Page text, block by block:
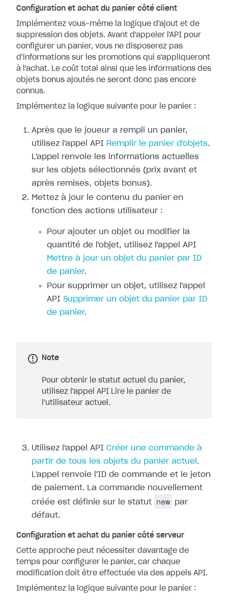
Configuration et achat du panier côté client
Implémentez vous-même la logique d'ajout et de
suppression des objets. Avant d'appeler l'API pour
configurer un panier, vous ne disposerez pas
d'informations sur les promotions qui s'appliqueront
à l'achat. Le coût total ainsi que les informations des
objets bonus ajoutés ne seront donc pas encore
connus.
Implémentez la logique suivante pour le panier :
Après que le joueur a rempli un panier,
utilisez l'appel API Remplir le panier d'objets.
L'appel renvoie les informations actuelles
sur les objets sélectionnés (prix avant et
après remises, objets bonus).
Mettez à jour le contenu du panier en
fonction des actions utilisateur :
Pour ajouter un objet ou modifier la
quantité de l'objet, utilisez l'appel API
Mettre à jour un objet du panier par ID
de panier.
Pour supprimer un objet, utilisez l'appel
API Supprimer un objet du panier par ID
de panier.
Note
Pour obtenir le statut actuel du panier,
utilisez l'appel API Lire le panier de
l'utilisateur actuel.
Utilisez l'appel API Créer une commande à
partir de tous les objets du panier actuel .
L'appel renvoie l'ID de commande et le jeton
de paiement. La commande nouvellement
créée est définie sur le statut
new
par
défaut.
Configuration et achat du panier côté serveur
Cette approche peut nécessiter davantage de
temps pour configurer le panier, car chaque
modification doit être effectuée via des appels API.
Implémentez la logique suivante pour le panier :